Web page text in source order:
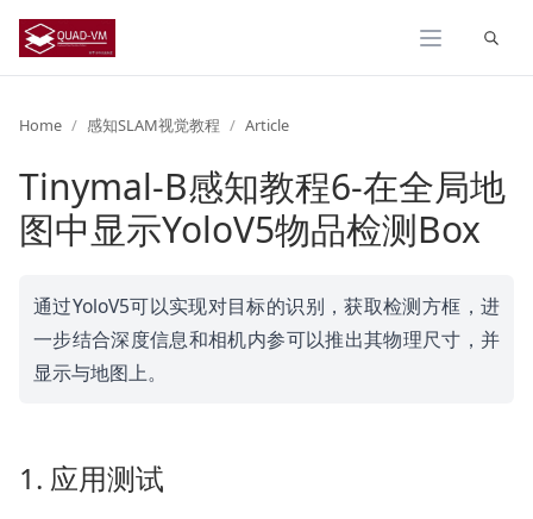
Expand
Home 感知SLAM视觉教程 Article
Tinymal-B感知教程6-在全局地
图中显示YoloV5物品检测Box
通过YoloV5可以实现对目标的识别，获取检测方框，进
一步结合深度信息和相机内参可以推出其物理尺寸，并
显示与地图上。
1. 应用测试